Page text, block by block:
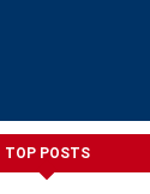
TOP POSTS